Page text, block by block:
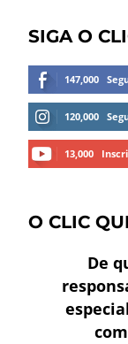
SIGA O
147,000
120,000
13,000
O CLIC
De